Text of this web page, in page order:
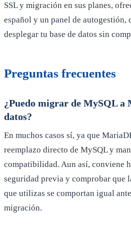
SSL y migración en sus planes,
español y un panel de autogestión,
desplegar tu base de datos sin
Preguntas frecuentes
¿Puedo migrar de MySQL a
datos?
En muchos casos sí, ya que
reemplazo directo de MySQL y
compatibilidad. Aun así, conviene
seguridad previa y comprobar que
que utilizas se comportan igual
migración.